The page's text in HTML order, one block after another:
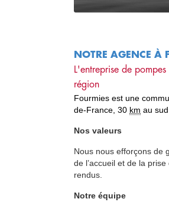
NOTRE AGENCE À
L'entreprise de
région
Fourmies est une
de-France 30 km au
Nos valeurs
Nous nous efforçons de
de l’accueil et de la
rendus.
Notre équipe